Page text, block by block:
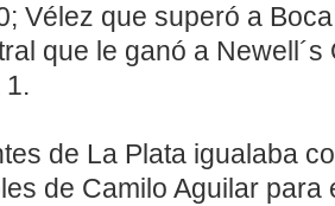
Vélez que superó a
que le ganó a Newell´s
1.
de La Plata igualaba
de Camilo Aguilar para